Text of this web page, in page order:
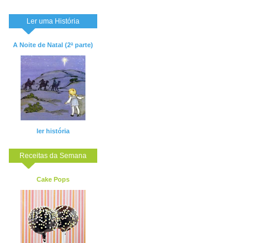
Ler uma História
A Noite de Natal (2ª parte)
ler história
Receitas da Semana
Cake Pops